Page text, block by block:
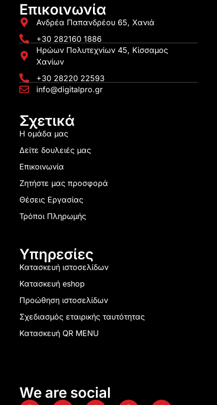
Επικοινωνία
Ανδρέα Παπανδρέου 65, Χανιά
+30 282160 1886
Ηρώων Πολυτεχνίων 45, Κίσσαμος
Χανίων
+30 28220 22593
info@digitalpro.gr
Σχετικά
Η ομάδα μας
Δείτε δουλειές μας
Επικοινωνία
Ζητήστε μας προσφορά
Θέσεις Εργασίας
Τρόποι Πληρωμής
Υπηρεσίες
Κατασκευή ιστοσελίδων
Κατασκευή eshop
Προώθηση ιστοσελίδων
Σχεδιασμός εταιρικής ταυτότητας
Κατασκευή QR MENU
We are social